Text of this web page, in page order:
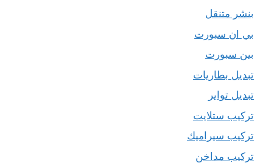
بنشر متنقل
بي ان سبورت
بين سبورت
تبديل بطاريات
تبديل تواير
تركيب ستلايت
تركيب سيراميك
تركيب مداخن